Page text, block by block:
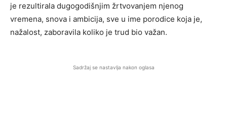
je rezultirala dugogodišnjim žrtvovanjem njenog
vremena, snova i ambicija, sve u ime porodice koja je,
nažalost, zaboravila koliko je trud bio važan.
Sadržaj se nastavlja nakon oglasa